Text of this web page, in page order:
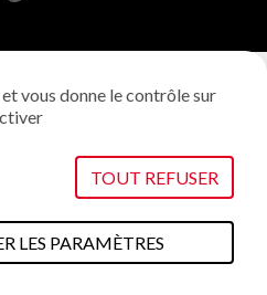
vous donne le contrôle sur
TOUT REFUSER
LES PARAMÈTRES